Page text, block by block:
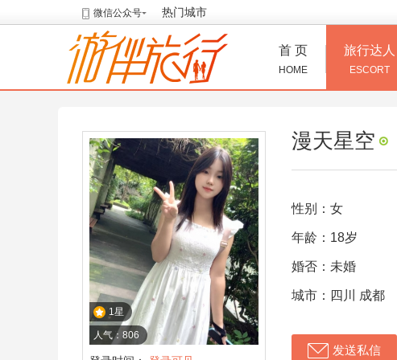
微信公众号 热门城市
首 页
HOME
旅行达人
ESCORT
1星
人气：806
漫天星空
性别：女
年龄：18岁
婚否：未婚
城市：四川 成都
发送私信